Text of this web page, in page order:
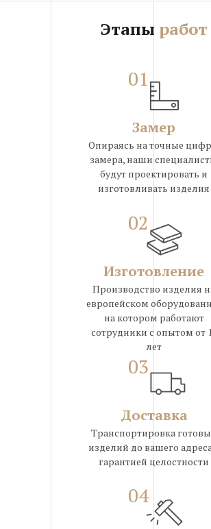
Этапы работ
01
Замер
Опираясь на точные
замера, наши
будут проектировать и
изготовливать изделия
04
02
Изготовление
Производство изделия
европейском
на котором работают
сотрудники с опытом от
лет
03
Доставка
Транспортировка
изделий до вашего
гарантией целостности